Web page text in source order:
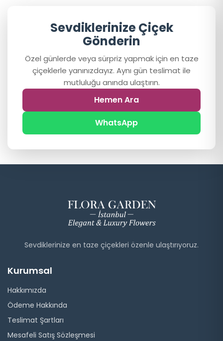
Sevdiklerinize Çiçek
Gönderin
Özel günlerde veya sürpriz yapmak için en taze
çiçeklerle yanınızdayız. Aynı gün teslimat ile
mutluluğu anında ulaştırın.
Hemen Ara
WhatsApp
Sevdiklerinize en taze çiçekleri özenle ulaştırıyoruz.
Kurumsal
Hakkımızda
Ödeme Hakkında
Teslimat Şartları
Mesafeli Satış Sözleşmesi